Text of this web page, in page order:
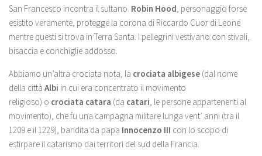
San Francesco incontra il sultano. Robin Hood , personaggio forse
esistito veramente, protegge la corona di Riccardo Cuor di Leone
mentre questi si trova in Terra Santa. I pellegrini vestivano con stivali,
bisaccia e conchiglie addosso.
Abbiamo un’altra crociata nota, la crociata albigese (dal nome
della città Albi in cui era concentrato il movimento
religioso) o crociata catara (da catari , le persone appartenenti al
movimento), che fu una campagna militare lunga vent’ anni (tra il
1209 e il 1229), bandita da papa Innocenzo III con lo scopo di
estirpare il catarismo dai territori del sud della Francia.